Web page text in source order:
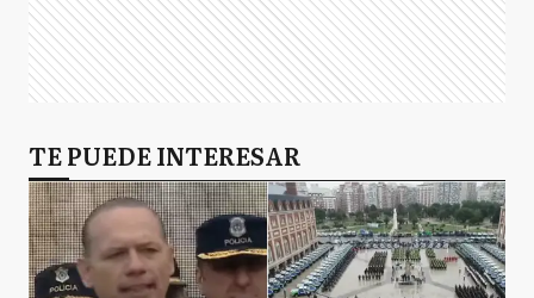
TE PUEDE INTERESAR